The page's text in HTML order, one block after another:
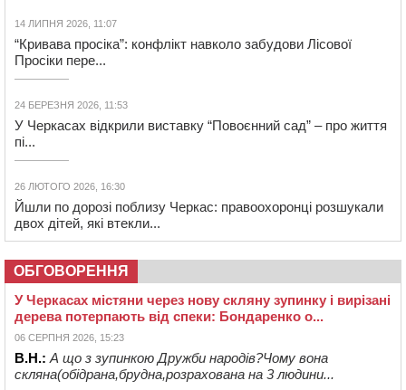
14 ЛИПНЯ 2026, 11:07
“Кривава просіка”: конфлікт навколо забудови Лісової
Просіки пере...
24 БЕРЕЗНЯ 2026, 11:53
У Черкасах відкрили виставку “Повоєнний сад” – про життя
пі...
26 ЛЮТОГО 2026, 16:30
Йшли по дорозі поблизу Черкас: правоохоронці розшукали
двох дітей, які втекли...
ОБГОВОРЕННЯ
У Черкасах містяни через нову скляну зупинку і вирізані
дерева потерпають від спеки: Бондаренко о...
06 СЕРПНЯ 2026, 15:23
В.Н.: А що з зупинкою Дружби народів?Чому вона
скляна(обідрана,брудна,розрахована на 3 людини...